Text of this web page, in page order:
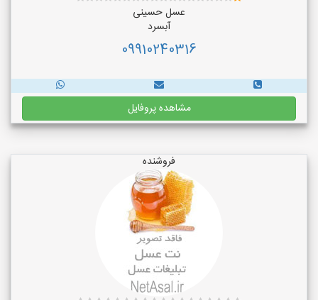
عسل حسینی
آبسرد
09910240316
مشاهده پروفایل
فروشنده